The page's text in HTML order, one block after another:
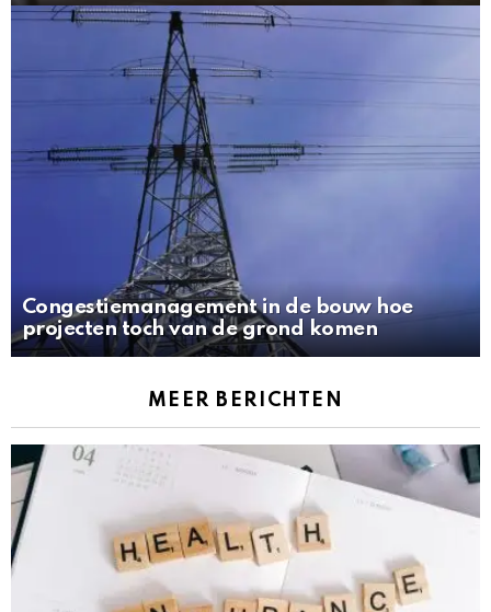
Congestiemanagement in de bouw hoe
projecten toch van de grond komen
MEER BERICHTEN